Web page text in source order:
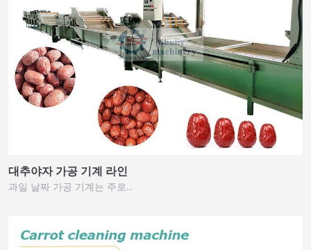
대추야자 가공 기계 라인
과일 날짜 가공 기계는 주로…